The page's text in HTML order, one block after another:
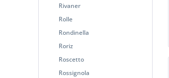
Rivaner
Rolle
Rondinella
Roriz
Roscetto
Rossignola